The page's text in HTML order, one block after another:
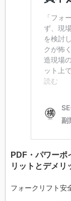
PDF・パワーポ
リットとデメリ
フォークリフト安